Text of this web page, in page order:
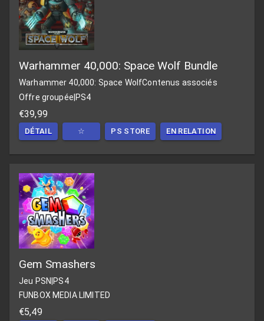
Warhammer 40,000: Space Wolf Bundle
Warhammer 40,000: Space WolfContenus associés
Offre groupée PS4
€39,99
DÉTAIL ☆ PS STORE EN RELATION
Gem Smashers
Jeu PSN|PS4
FUNBOX MEDIA LIMITED
€5,49